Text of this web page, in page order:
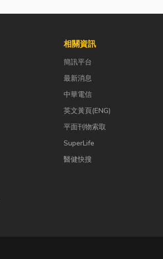
相關資訊
簡訊平台
最新消息
中華電信
英文黃頁(ENG)
平面刊物索取
SuperLife
醫健快搜